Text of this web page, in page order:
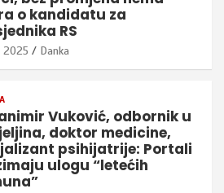
o kandidatu za
RS
2025 Danka
Vuković, odbornik u
doktor medicine,
psihijatrije: Portali
ulogu “letećih